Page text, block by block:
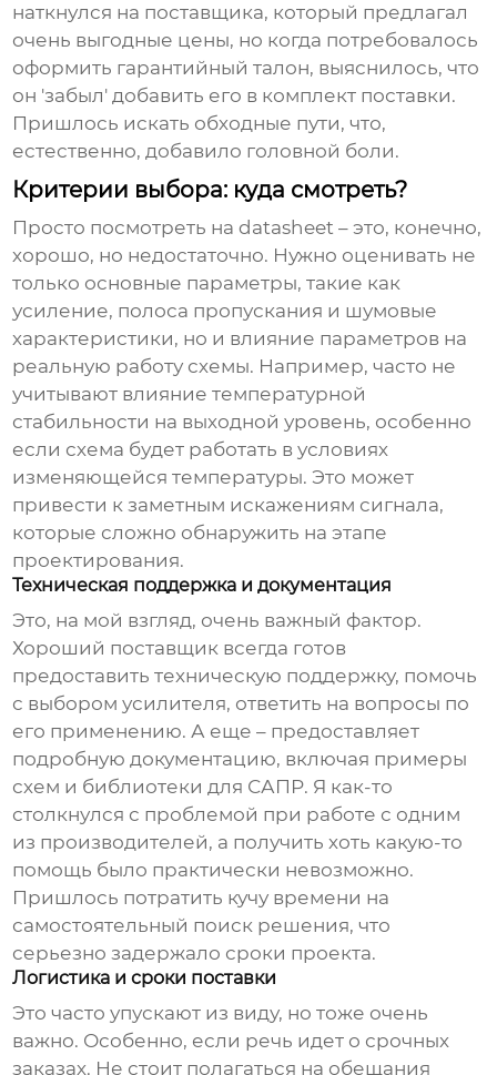
наткнулся на поставщика, который предлагал
очень выгодные цены, но когда потребовалось
оформить гарантийный талон, выяснилось, что
он 'забыл' добавить его в комплект поставки.
Пришлось искать обходные пути, что,
естественно, добавило головной боли.
Критерии выбора: куда смотреть?
Просто посмотреть на datasheet – это, конечно,
хорошо, но недостаточно. Нужно оценивать не
только основные параметры, такие как
усиление, полоса пропускания и шумовые
характеристики, но и влияние параметров на
реальную работу схемы. Например, часто не
учитывают влияние температурной
стабильности на выходной уровень, особенно
если схема будет работать в условиях
изменяющейся температуры. Это может
привести к заметным искажениям сигнала,
которые сложно обнаружить на этапе
проектирования.
Техническая поддержка и документация
Это, на мой взгляд, очень важный фактор.
Хороший поставщик всегда готов
предоставить техническую поддержку, помочь
с выбором усилителя, ответить на вопросы по
его применению. А еще – предоставляет
подробную документацию, включая примеры
схем и библиотеки для САПР. Я как-то
столкнулся с проблемой при работе с одним
из производителей, а получить хоть какую-то
помощь было практически невозможно.
Пришлось потратить кучу времени на
самостоятельный поиск решения, что
серьезно задержало сроки проекта.
Логистика и сроки поставки
Это часто упускают из виду, но тоже очень
важно. Особенно, если речь идет о срочных
заказах. Не стоит полагаться на обещания